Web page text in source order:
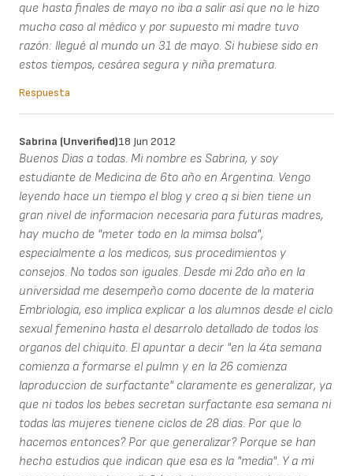
que hasta finales de mayo no iba a salir así que no le hizo
mucho caso al médico y por supuesto mi madre tuvo
razón: llegué al mundo un 31 de mayo. Si hubiese sido en
estos tiempos, cesárea segura y niña prematura.
Respuesta
Sabrina (unverified)18 Jun 2012
Buenos Dias a todas. Mi nombre es Sabrina, y soy
estudiante de Medicina de 6to año en Argentina. Vengo
leyendo hace un tiempo el blog y creo q si bien tiene un
gran nivel de informacion necesaria para futuras madres,
hay mucho de "meter todo en la mimsa bolsa",
especialmente a los medicos, sus procedimientos y
consejos. No todos son iguales. Desde mi 2do año en la
universidad me desempeño como docente de la materia
Embriologia, eso implica explicar a los alumnos desde el ciclo
sexual femenino hasta el desarrolo detallado de todos los
organos del chiquito. El apuntar a decir "en la 4ta semana
comienza a formarse el pulmn y en la 26 comienza
laproduccion de surfactante" claramente es generalizar, ya
que ni todos los bebes secretan surfactante esa semana ni
todas las mujeres tienene ciclos de 28 dias. Por que lo
hacemos entonces? Por que generalizar? Porque se han
hecho estudios que indican que esa es la "media". Y a mi